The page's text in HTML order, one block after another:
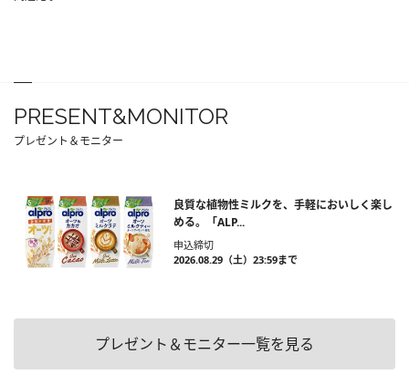
PRESENT&MONITOR
プレゼント＆モニター
良質な植物性ミルクを、手軽においしく楽し
める。「ALP...
申込締切
2026.08.29（土）23:59まで
プレゼント＆モニター一覧を見る